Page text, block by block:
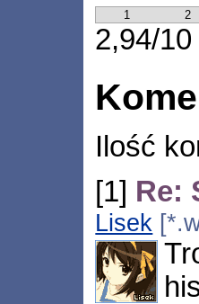
1 2
2,94/10
Ilość
[1] Re:
Lisek